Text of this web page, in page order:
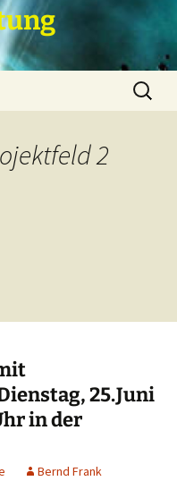
Suchen
nach:
2
25.Juni
in der
Bernd Frank